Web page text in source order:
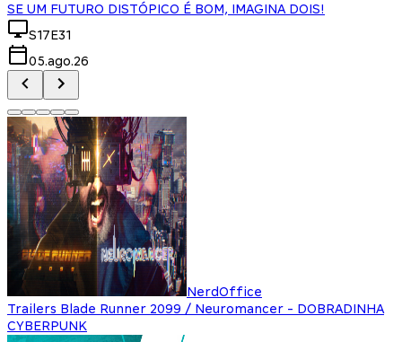
SE UM FUTURO DISTÓPICO É BOM, IMAGINA DOIS!
S17E31
05.ago.26
NerdOffice
Trailers Blade Runner 2099 / Neuromancer - DOBRADINHA
CYBERPUNK